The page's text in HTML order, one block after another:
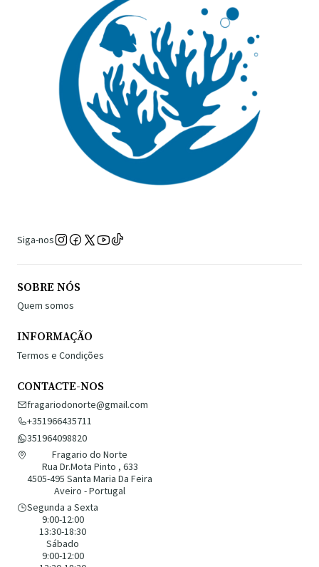
Siga-nos
SOBRE NÓS
Quem somos
INFORMAÇÃO
Termos e Condições
CONTACTE-NOS
fragariodonorte@gmail.com
+351966435711
351964098820
Fragario do Norte
Rua Dr.Mota Pinto , 633
4505-495 Santa Maria Da Feira
Aveiro - Portugal
Segunda a Sexta
9:00-12:00
13:30-18:30
Sábado
9:00-12:00